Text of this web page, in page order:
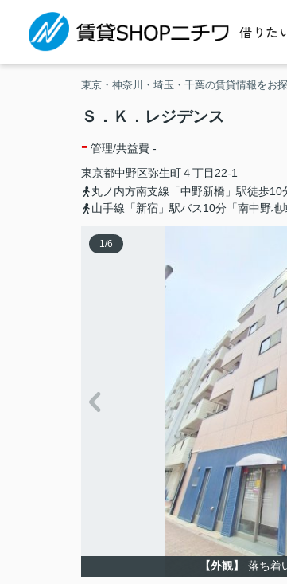
借りた
東京・神奈川・埼玉・千葉の賃貸情報をお
Ｓ．Ｋ．レジデンス
- 管理/共益費 -
東京都中野区弥生町４丁目22-1
丸ノ内方南支線「中野新橋」駅徒歩10
山手線「新宿」駅バス10分「南中野地
1/6
【外観】 落ち着